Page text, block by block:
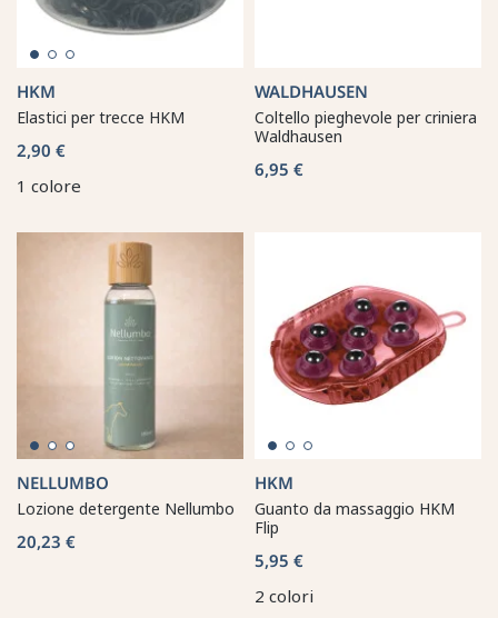
HKM
Elastici per trecce HKM
2,90 €
1 colore
WALDHAUSEN
Coltello pieghevole per criniera
Waldhausen
6,95 €
NELLUMBO
Lozione detergente Nellumbo
20,23 €
HKM
Guanto da massaggio HKM
Flip
5,95 €
2 colori